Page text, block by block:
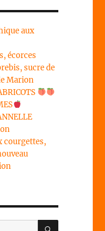
aux
écorces
sucre de
Marion
courgettes,